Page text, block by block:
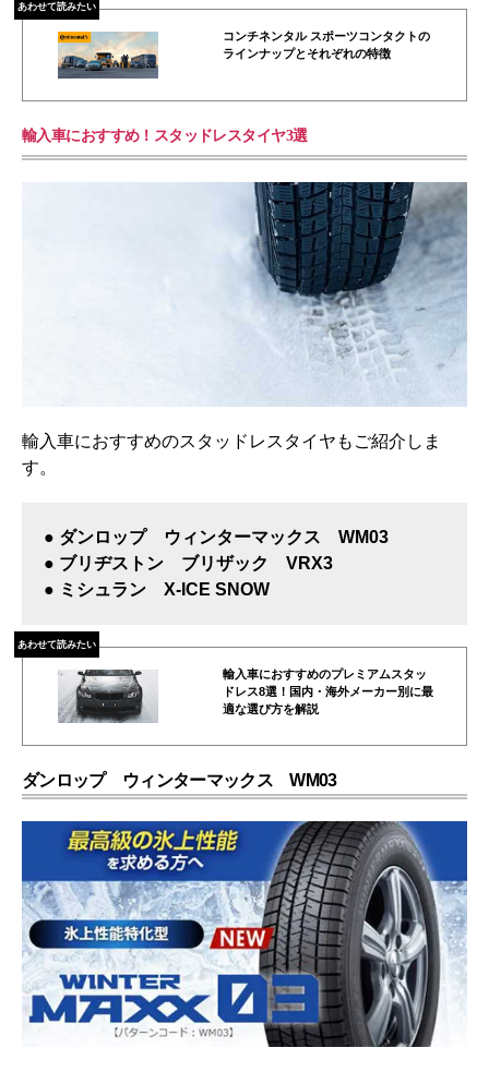
あわせて読みたい
コンチネンタル スポーツコンタクトの
ラインナップとそれぞれの特徴
輸入車におすすめ！スタッドレスタイヤ3選
輸入車におすすめのスタッドレスタイヤもご紹介しま
す。
● ダンロップ ウィンターマックス WM03
● ブリヂストン ブリザック VRX3
● ミシュラン X-ICE SNOW
あわせて読みたい
輸入車におすすめのプレミアムスタッ
ドレス8選！国内・海外メーカー別に最
適な選び方を解説
ダンロップ ウィンターマックス WM03